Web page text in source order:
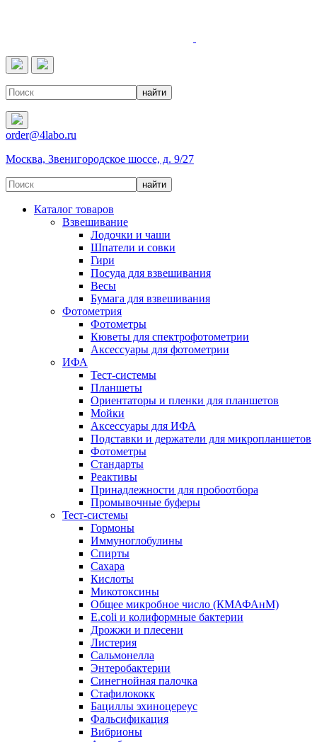
order@4labo.ru
Москва, Звенигородское шоссе, д. 9/27
Каталог товаров
Взвешивание
Лодочки и чаши
Шпатели и совки
Гири
Посуда для взвешивания
Весы
Бумага для взвешивания
Фотометрия
Фотометры
Кюветы для спектрофотометрии
Аксессуары для фотометрии
ИФА
Тест-системы
Планшеты
Ориентаторы и пленки для планшетов
Мойки
Аксессуары для ИФА
Подставки и держатели для микропланшетов
Фотометры
Стандарты
Реактивы
Принадлежности для пробоотбора
Промывочные буферы
Тест-системы
Гормоны
Иммуноглобулины
Спирты
Сахара
Кислоты
Микотоксины
Общее микробное число (КМАФАнМ)
E.coli и колиформные бактерии
Дрожжи и плесени
Листерия
Сальмонелла
Энтеробактерии
Синегнойная палочка
Стафилококк
Бациллы эхиноцереус
Фальсификация
Вибрионы